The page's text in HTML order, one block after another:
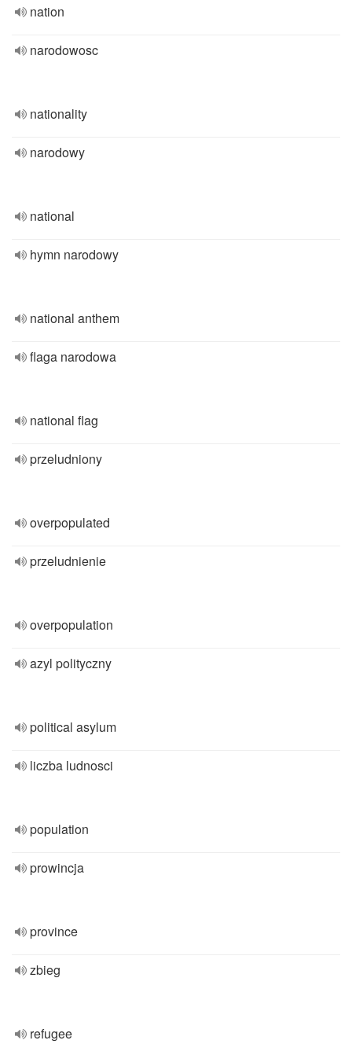
nation
narodowosc
nationality
narodowy
national
hymn narodowy
national anthem
flaga narodowa
national flag
przeludniony
overpopulated
przeludnienie
overpopulation
azyl polityczny
political asylum
liczba ludnosci
population
prowincja
province
zbieg
refugee